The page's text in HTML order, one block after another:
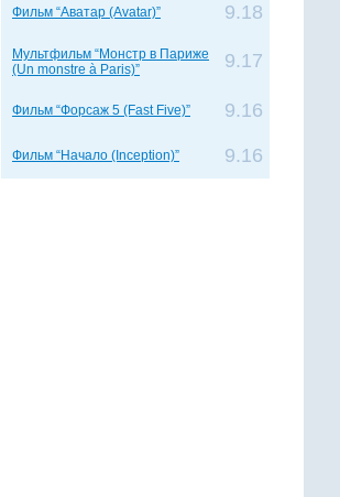
Фильм “Аватар (Avatar)” 9.18
Мультфильм “Монстр в Париже
(Un monstre à Paris)”
9.17
Фильм “Форсаж 5 (Fast Five)” 9.16
Фильм “Начало (Inception)” 9.16